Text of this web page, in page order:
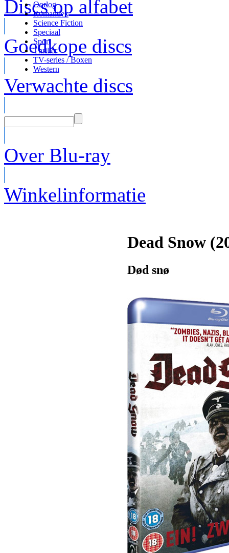
Discs op alfabet
Goedkope discs
Verwachte discs
Over Blu-ray
Winkelinformatie
Oorlog
Romantiek
Science Fiction
Speciaal
Sport
Thriller
TV-series / Boxen
Western
Dead Snow
Død snø